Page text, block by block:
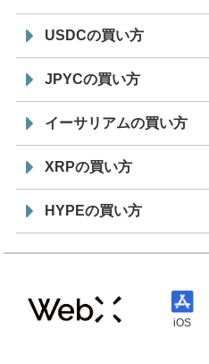
USDCの買い方
JPYCの買い方
イーサリアムの買い方
XRPの買い方
HYPEの買い方
iOS